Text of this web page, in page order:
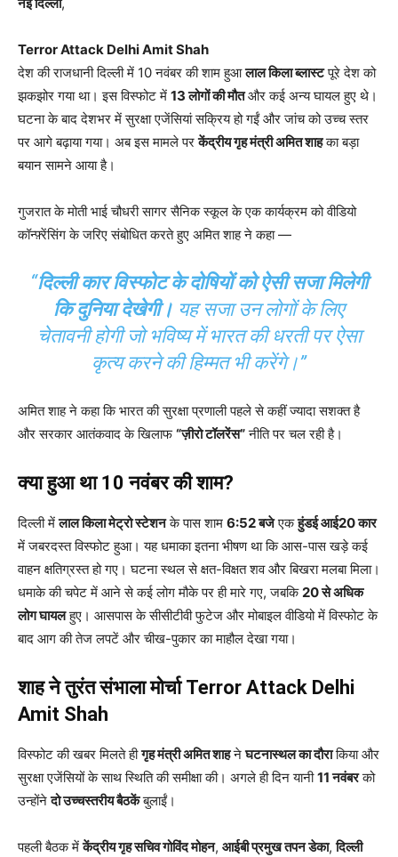
नई दिल्ली,
Terror Attack Delhi Amit Shah
देश की राजधानी दिल्ली में 10 नवंबर की शाम हुआलाल किला ब्लास्टपूरे देश को
झकझोर गया था। इस विस्फोट में 13 लोगों की मौतऔर कई अन्य घायल हुए थे।
घटना के बाद देशभर में सुरक्षा एजेंसियां सक्रिय हो गईं और जांच को उच्च स्तर
पर आगे बढ़ाया गया। अब इस मामले परकेंद्रीय गृह मंत्री अमित शाहका बड़ा
बयान सामने आया है।
गुजरात के मोती भाई चौधरी सागर सैनिक स्कूल के एक कार्यक्रम को वीडियो
कॉन्फ़्रेंसिंग के जरिए संबोधित करते हुए अमित शाह ने कहा —
“दिल्ली कार विस्फोट के दोषियों को ऐसी सजा मिलेगी
कि दुनिया देखेगी। यह सजा उन लोगों के लिए
चेतावनी होगी जो भविष्य में भारत की धरती पर ऐसा
कृत्य करने की हिम्मत भी करेंगे।”
अमित शाह ने कहा कि भारत की सुरक्षा प्रणाली पहले से कहीं ज्यादा सशक्त है
और सरकार आतंकवाद के खिलाफ“ज़ीरो टॉलरेंस”नीति पर चल रही है।
क्या हुआ था 10 नवंबर की शाम?
दिल्ली मेंलाल किला मेट्रो स्टेशनके पास शाम 6:52 बजेएकहुंडई आई20 कार
में जबरदस्त विस्फोट हुआ। यह धमाका इतना भीषण था कि आस-पास खड़े कई
वाहन क्षतिग्रस्त हो गए। घटना स्थल से क्षत-विक्षत शव और बिखरा मलबा मिला।
धमाके की चपेट में आने से कई लोग मौके पर ही मारे गए, जबकि20 से अधिक
लोग घायलहुए। आसपास के सीसीटीवी फुटेज और मोबाइल वीडियो में विस्फोट के
बाद आग की तेज लपटें और चीख-पुकार का माहौल देखा गया।
शाह ने तुरंत संभाला मोर्चा Terror Attack Delhi
Amit Shah
विस्फोट की खबर मिलते हीगृह मंत्री अमित शाहनेघटनास्थल का दौराकिया और
सुरक्षा एजेंसियों के साथ स्थिति की समीक्षा की। अगले ही दिन यानी11 नवंबरको
उन्होंनेदो उच्चस्तरीय बैठकेंबुलाईं।
पहली बैठक मेंकेंद्रीय गृह सचिव गोविंद मोहन, आईबी प्रमुख तपन डेका,दिल्ली